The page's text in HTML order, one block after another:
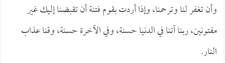
وأن تغفر لنا وترحمنا، وإذا أردت بقوم فتنة أن تقبضنا إليك غير
مفتونين، ربنا آتنا في الدنيا حسنة، وفي الآخرة حسنة، وقنا عذاب
النار.